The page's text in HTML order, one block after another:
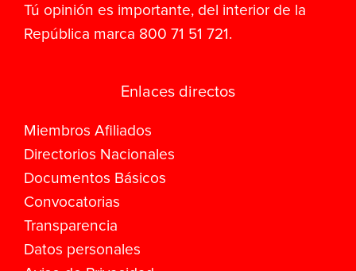
Tú opinión es importante, del interior de la
República marca 800 71 51 721.
Enlaces directos
Miembros Afiliados
Directorios Nacionales
Documentos Básicos
Convocatorias
Transparencia
Datos personales